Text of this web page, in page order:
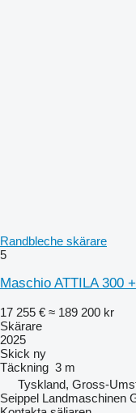
Randbleche skärare
5
Maschio ATTILA 300
17 255 € ≈ 189 200 kr
Skärare
2025
Skick ny
Täckning 3 m
Tyskland, Gross-
Seippel Landmaschinen